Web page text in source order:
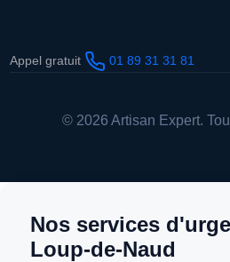
Appel gratuit 01 89 31 31 81
© 2026 Artisan Expert.
Nos services
Loup-de-Naud